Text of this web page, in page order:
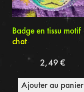
Badge en tissu motif
chat
2,49 €
Ajouter au panier